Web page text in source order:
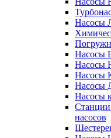
Насосы
Насосы
Насосы
Насосы
Насосы
Насосы
насосов